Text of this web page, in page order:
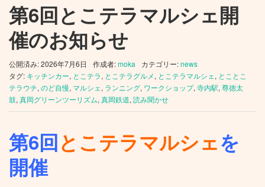
第6回とこテラマルシェ開
催のお知らせ
公開済み: 2026年7月6日 作成者:moka カテゴリー:news
タグ: キッチンカー, とこテラ, とこテラグルメ, とこテラマルシェ, とことこ
テラウチ, のど自慢, マルシェ, ランニング, ワークショップ, 寺内駅, 尊徳太
鼓, 真岡グリーンツーリズム, 真岡鉄道, 読み聞かせ
第6回とこテラマルシェを
開催